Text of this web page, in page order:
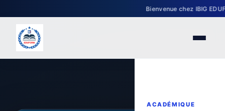
Bienvenue chez IBIG
ACADÉMIQUE